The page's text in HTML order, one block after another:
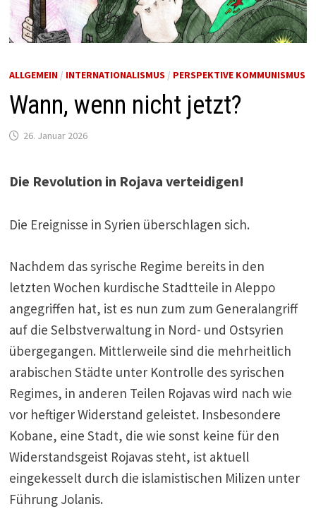
ALLGEMEIN/ INTERNATIONALISMUS / PERSPEKTIVE KOMMUNISMUS
Wann, wenn nicht jetzt?
26. Januar 2026
Die Revolution in Rojava verteidigen!
Die Ereignisse in Syrien überschlagen sich.
Nachdem das syrische Regime bereits in den
letzten Wochen kurdische Stadtteile in Aleppo
angegriffen hat, ist es nun zum zum Generalangriff
auf die Selbstverwaltung in Nord- und Ostsyrien
übergegangen. Mittlerweile sind die mehrheitlich
arabischen Städte unter Kontrolle des syrischen
Regimes, in anderen Teilen Rojavas wird nach wie
vor heftiger Widerstand geleistet. Insbesondere
Kobane, eine Stadt, die wie sonst keine für den
Widerstandsgeist Rojavas steht, ist aktuell
eingekesselt durch die islamistischen Milizen unter
Führung Jolanis.